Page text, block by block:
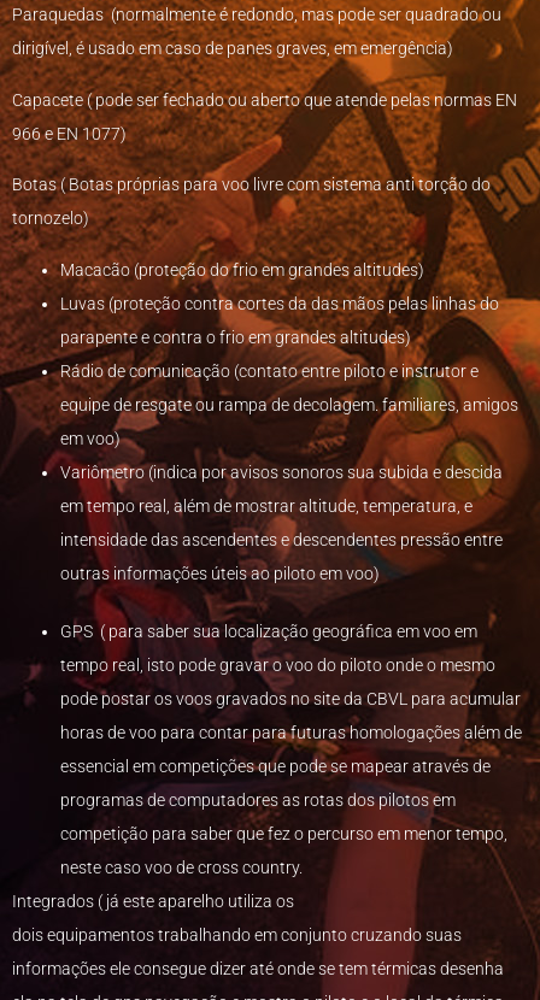
Paraquedas (normalmente é redondo, mas pode ser quadrado ou
dirigível, é usado em caso de panes graves, em emergência)
Capacete ( pode ser fechado ou aberto que atende pelas normas EN
966 e EN 1077)
Botas ( Botas próprias para voo livre com sistema anti torção do
tornozelo)
Macacão (proteção do frio em grandes altitudes)
Luvas (proteção contra cortes da das mãos pelas linhas do
parapente e contra o frio em grandes altitudes)
Rádio de comunicação (contato entre piloto e instrutor e
equipe de resgate ou rampa de decolagem. familiares, amigos
em voo)
Variômetro (indica por avisos sonoros sua subida e descida
em tempo real, além de mostrar altitude, temperatura, e
intensidade das ascendentes e descendentes pressão entre
outras informações úteis ao piloto em voo)
GPS ( para saber sua localização geográfica em voo em
tempo real, isto pode gravar o voo do piloto onde o mesmo
pode postar os voos gravados no site da CBVL para acumular
horas de voo para contar para futuras homologações além de
essencial em competições que pode se mapear através de
programas de computadores as rotas dos pilotos em
competição para saber que fez o percurso em menor tempo,
neste caso voo de cross country.
Integrados ( já este aparelho utiliza os
dois equipamentos trabalhando em conjunto cruzando suas
informações ele consegue dizer até onde se tem térmicas desenha